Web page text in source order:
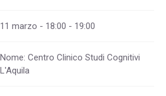
11 marzo - 18:00 - 19:00
Nome: Centro Clinico Studi Cognitivi
L'Aquila